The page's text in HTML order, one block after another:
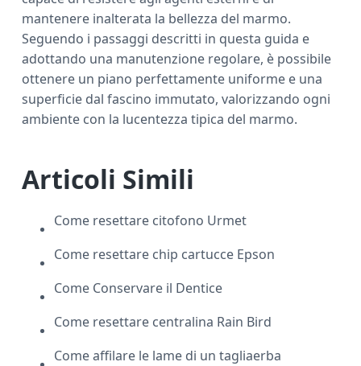
mantenere inalterata la bellezza del marmo.
Seguendo i passaggi descritti in questa guida e
adottando una manutenzione regolare, è possibile
ottenere un piano perfettamente uniforme e una
superficie dal fascino immutato, valorizzando ogni
ambiente con la lucentezza tipica del marmo.
Articoli Simili
Come resettare citofono Urmet​​
Come resettare chip cartucce Epson​​
Come Conservare il Dentice
Come resettare centralina Rain Bird​​
Come affilare le lame di un tagliaerba